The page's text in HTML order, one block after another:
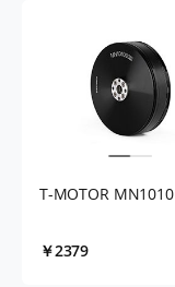
T-MOTOR MN1010
￥2379